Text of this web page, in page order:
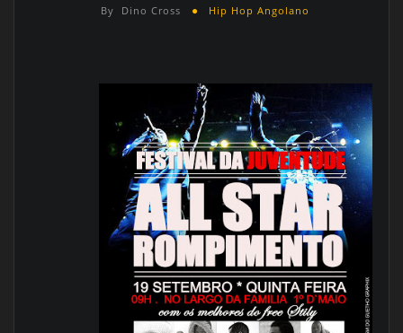
By Dino Cross Hip Hop Angolano